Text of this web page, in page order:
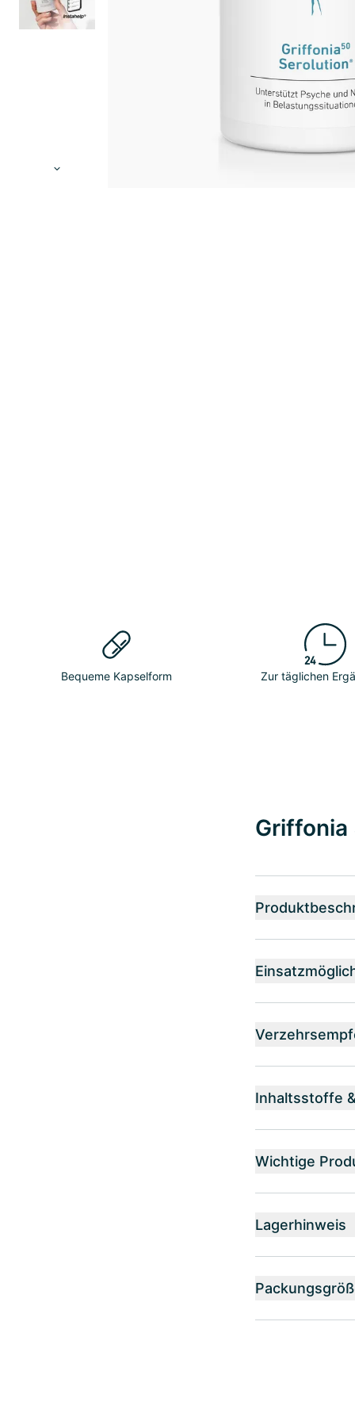
Bequeme Kapselform Zur täglichen
Griffonia
Inhaltsstoffe
Wichtige
Lagerhinweis